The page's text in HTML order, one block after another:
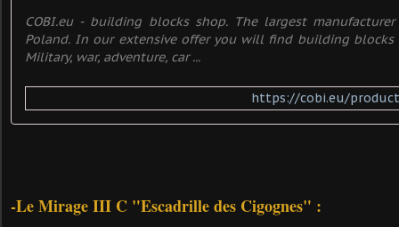
COBI.eu - building blocks shop. The largest
Poland. In our extensive offer you will find building
Military, war, adventure, car ...
https://cobi.eu/
-Le Mirage III C "Escadrille des Cigognes" :